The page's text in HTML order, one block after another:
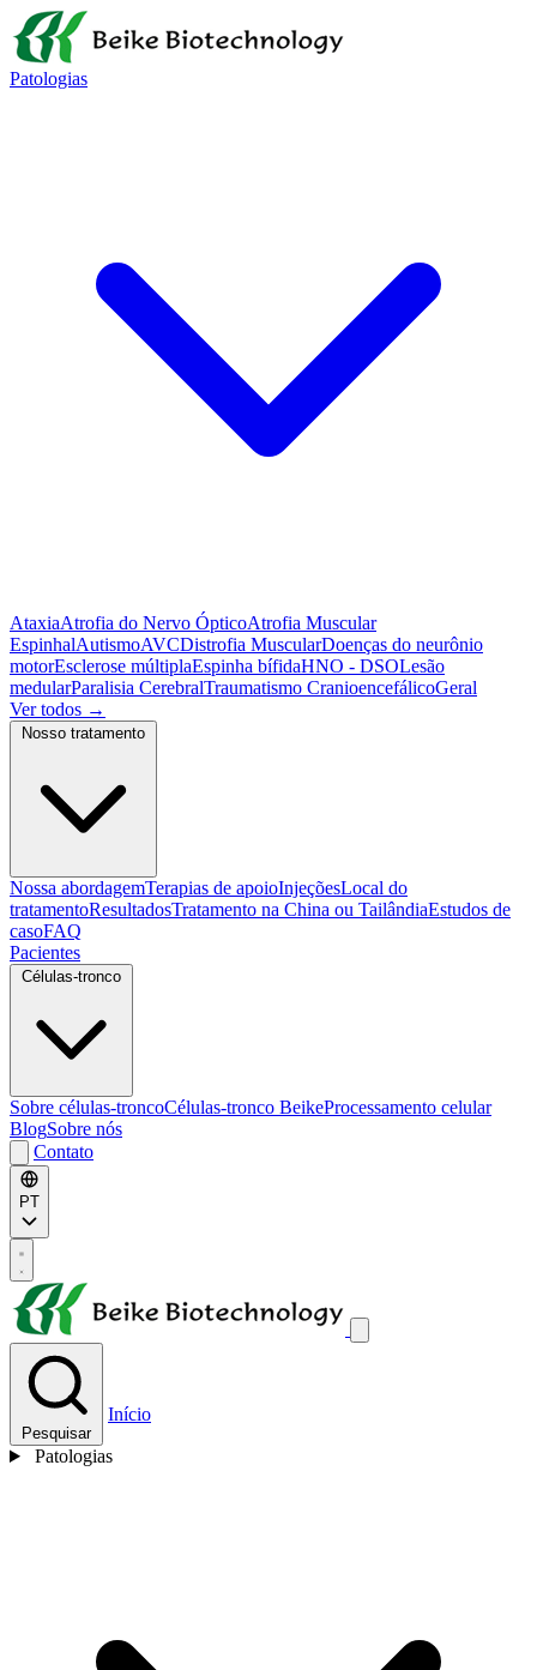
Patologias
AtaxiaAtrofia do Nervo ÓpticoAtrofia Muscular
EspinhalAutismoAVCDistrofia MuscularDoenças do neurônio
motorEsclerose múltiplaEspinha bífidaHNO - DSOLesão
medularParalisia CerebralTraumatismo CranioencefálicoGeral
Ver todos →
Nossa abordagemTerapias de apoioInjeçõesLocal do
tratamentoResultadosTratamento na China ou TailândiaEstudos de
casoFAQ
Pacientes
Sobre células-troncoCélulas-tronco BeikeProcessamento celular
BlogSobre nós
Contato
PT
Pesquisar
Início
Patologias